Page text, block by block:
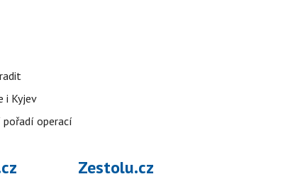
i Kyjev
operací
Zestolu.cz